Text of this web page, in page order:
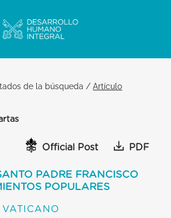
de la búsqueda /Artículo
Official Post PDF
PADRE FRANCISCO
POPULARES